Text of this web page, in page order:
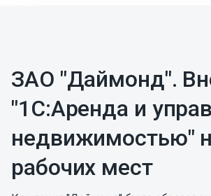
ЗАО "Даймонд".
"1С:Аренда и
недвижимостью"
рабочих мест